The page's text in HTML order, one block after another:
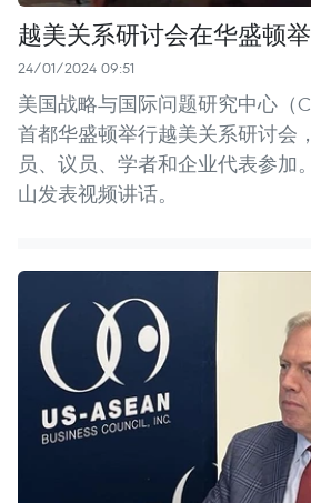
越美关系研讨会在华盛顿
24/01/2024 09:51
美国战略与国际问题研究中心（
首都华盛顿举行越美关系研讨会
员、议员、学者和企业代表参加
山发表视频讲话。